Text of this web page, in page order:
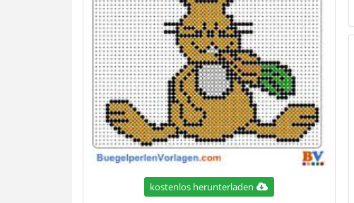
kostenlos herunterladen